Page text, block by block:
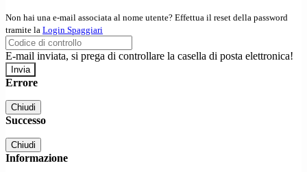
Non hai una e-mail associata al nome utente? Effettua il reset della password
tramite la Login Spaggiari
E-mail inviata, si prega di controllare la casella di posta elettronica!
Errore
Chiudi
Successo
Chiudi
Informazione